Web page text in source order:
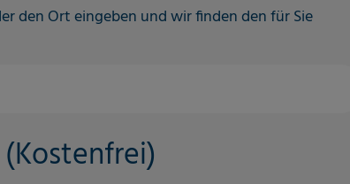
den Ort eingeben und wir finden den für Sie
(Kostenfrei)